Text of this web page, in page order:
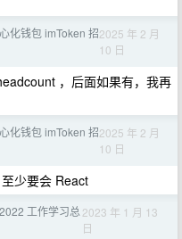
化钱包 imToken 招2025 年 2 月
10 日
，后面如果有，我再
化钱包 imToken 招2025 年 2 月
10 日
少要会 React
工作学习总 2023 年 1 月 13
日